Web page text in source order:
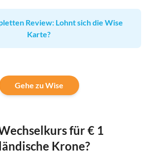
Review: Lohnt sich die Wise
Karte?
Gehe zu Wise
für € 1
Krone?